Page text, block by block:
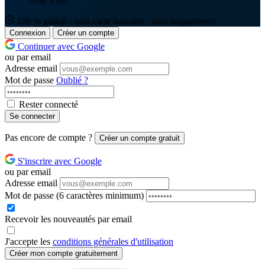
100 % gratuit · sans carte bancaire · sans engagement
Connexion Créer un compte
Continuer avec Google
ou par email
Adresse email
Mot de passe Oublié ?
Rester connecté
Se connecter
Pas encore de compte ? Créer un compte gratuit
S'inscrire avec Google
ou par email
Adresse email
Mot de passe (6 caractères minimum)
Recevoir les nouveautés par email
J'accepte les conditions générales d'utilisation
Créer mon compte gratuitement